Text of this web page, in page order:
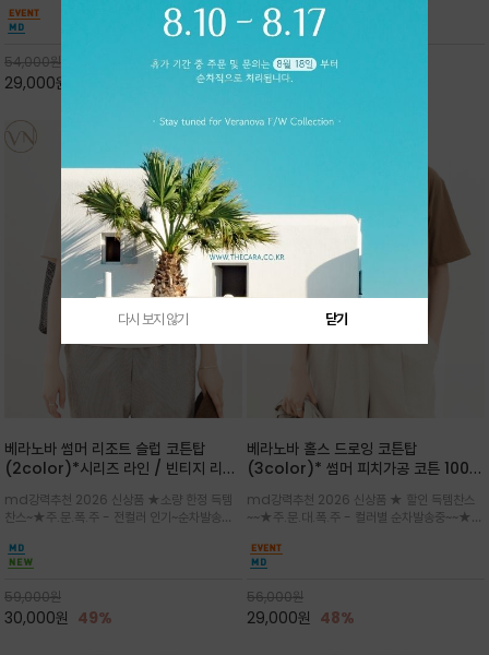
안함을 동시에 느낄수 있으며 차분하고 필요한
컬러웨이로 단독 또는 린넨 자켓/ 여름점퍼 안에
코디하기 만능템 입니다^^
54,000원
29,000원
핏 강연티셔츠
한 착용감을 선사하며, 자연스럽게 떨어지는 실루
엣이 편안하며 ★도회적인 무드로 루즈하게 단독
65,000원
30,000
베라노바 썸머 리조트 슬럽 코튼탑
(2color)*시리즈 라인 / 빈티지 리조
는 가벼운 코튼 터치의 반팔 티셔츠입니
다
md강력추천 2026 신상품 ★소량 한정 득템
찬스~★주.문.폭.주 - 전컬러 인기~순차발송중
아(Sepia)나 파스텔 톤의 해변 풍경으로 세련
된 뮤트톤 컬러 팔레트로 빈티지한 무드의 선샤
인 프린트가 더해져 담백하면서도 감각
59,000원
30,000원 49%
베라노바 홀스 드로잉 코튼탑
(3color)* 썸머 피치가공 코튼 100프
의 미를 살려 말의 윤곽선만 스케치하여
감성을 담은 아이템
md강력추천 2026 신상품 ★ 할인 득템찬스
~~★주.문.대.폭.주 - 컬러별 순차발송중~~★프
말(Horse) 드로잉 티셔츠는 여유로운 실루엣과
감각적인 아트워크로 고급스러운 여름 스타일링
을 완성할 수 있습니다
56,000원
29,000원 48%
다시 보지 않기 닫기